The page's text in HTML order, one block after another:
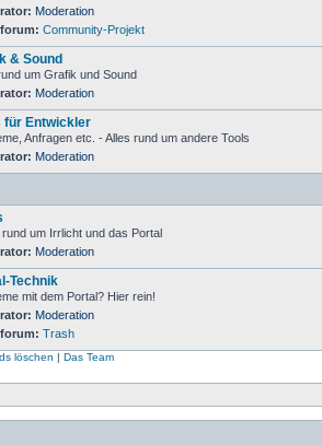
Moderation
Community-Projekt
& Sound
um Grafik und Sound
Moderation
für Entwickler
Anfragen etc. - Alles rund um andere Tools
Moderation
um Irrlicht und das Portal
Moderation
Technik
mit dem Portal? Hier rein!
Moderation
Trash
löschen | Das Team